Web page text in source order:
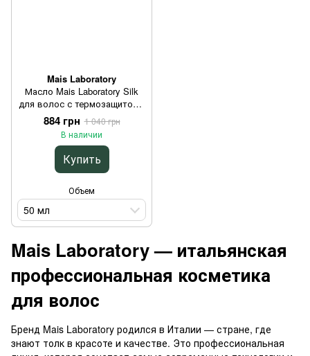
Mais Laboratory
Масло Mais Laboratory Silk
для волос с термозащитой и
блеском 50 мл
884 грн 1 040 грн
В наличии
Купить
Объем
50 мл
Mais Laboratory — итальянская
профессиональная косметика
для волос
Бренд Mais Laboratory родился в Италии — стране, где
знают толк в красоте и качестве. Это профессиональная